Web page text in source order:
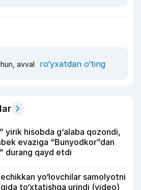
avval ro‘yxatdan o‘ting
yirik hisobda g‘alaba qozondi,
evaziga “Bunyodkor”dan
durang qayd etdi
yo‘lovchilar samolyotni
to‘xtatishga urindi (video)